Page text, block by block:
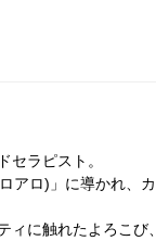
セラピスト。
アロ)」に導かれ、カ
に触れたよろこび、